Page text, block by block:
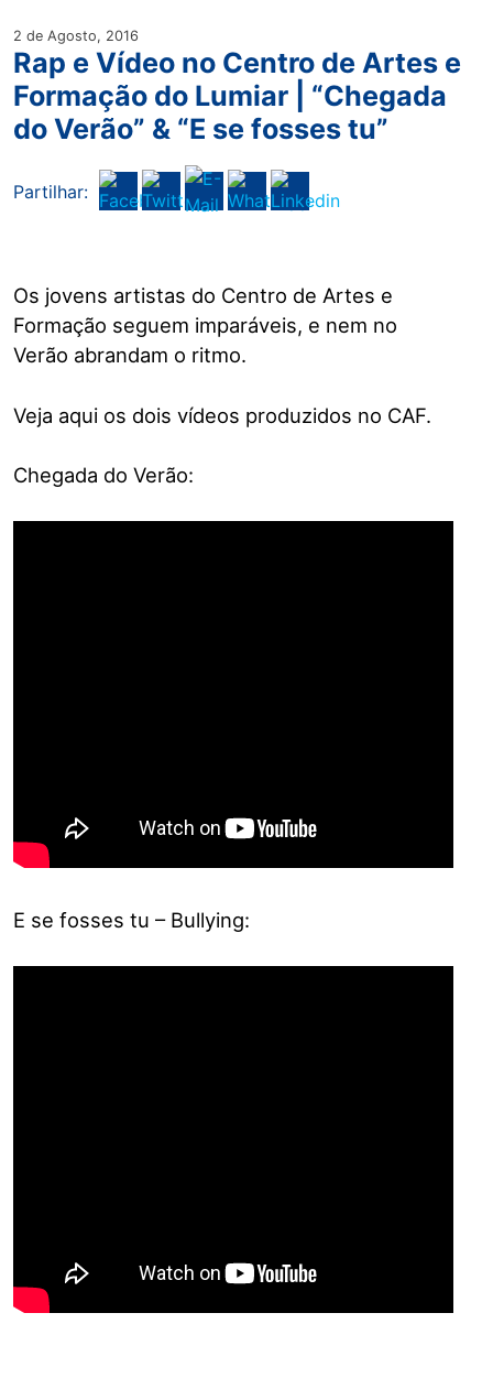
2 de Agosto, 2016
Rap e Vídeo no Centro de Artes e
Formação do Lumiar | “Chegada
do Verão” & “E se fosses tu”
Partilhar:
Os jovens artistas do Centro de Artes e
Formação seguem imparáveis, e nem no
Verão abrandam o ritmo.
Veja aqui os dois vídeos produzidos no CAF.
Chegada do Verão:
E se fosses tu – Bullying: